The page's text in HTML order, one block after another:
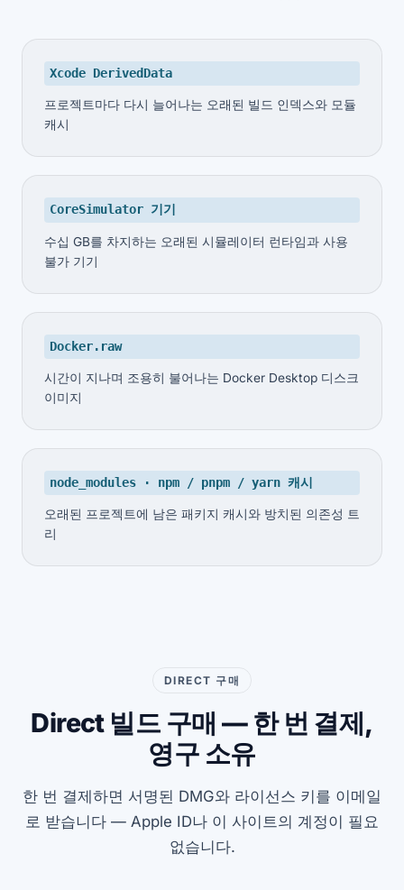
Xcode DerivedData
프로젝트마다 다시 늘어나는 오래된 빌드 인덱스와 모듈
캐시
CoreSimulator 기기
수십 GB를 차지하는 오래된 시뮬레이터 런타임과 사용
불가 기기
Docker.raw
시간이 지나며 조용히 불어나는 Docker Desktop 디스크
이미지
node_modules · npm / pnpm / yarn 캐시
오래된 프로젝트에 남은 패키지 캐시와 방치된 의존성 트
리
DIRECT 구매
Direct 빌드 구매 — 한 번 결제,
영구 소유
한 번 결제하면 서명된 DMG와 라이선스 키를 이메일
로 받습니다 — Apple ID나 이 사이트의 계정이 필요
없습니다.